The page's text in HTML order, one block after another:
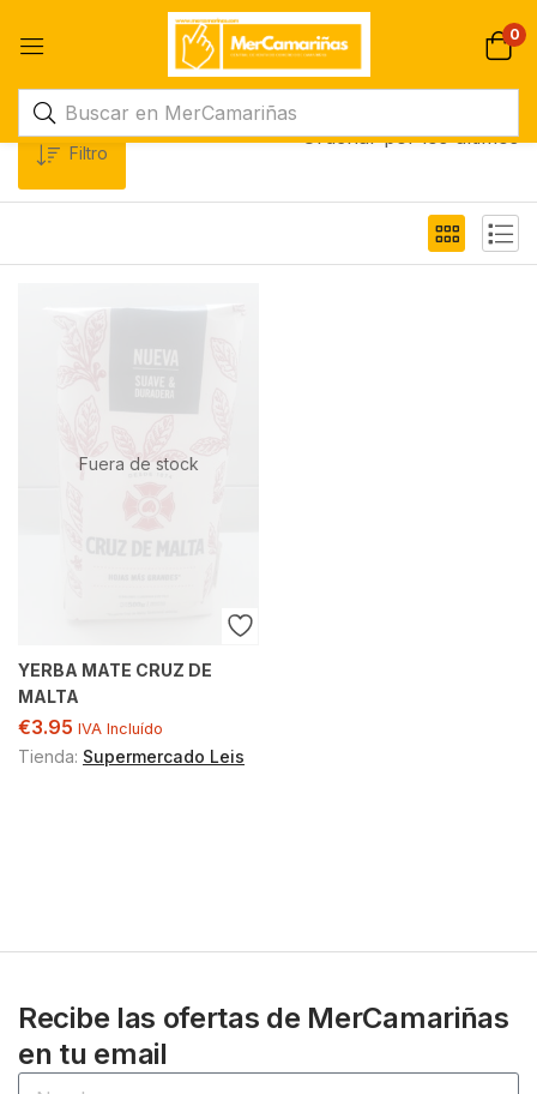
0
Filtro
Ordenar por los últimos
Fuera de stock
YERBA MATE CRUZ DE
MALTA
€3.95 IVA Incluído
Tienda: Supermercado Leis
Recibe las ofertas de MerCamariñas
en tu email